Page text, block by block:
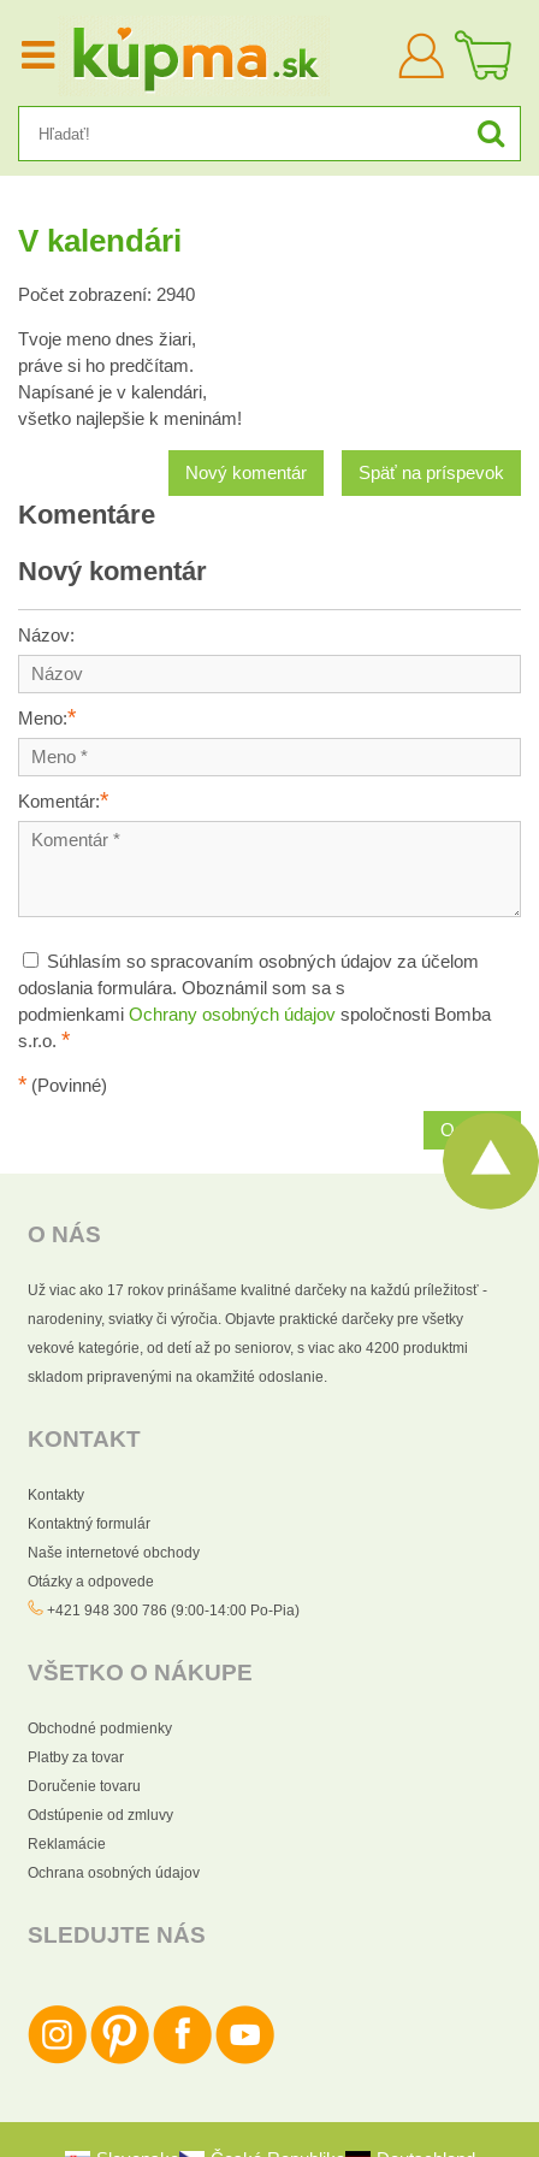
Prihlásiť
sa
V kalendári
Počet zobrazení: 2940
Tvoje meno dnes žiari,
práve si ho predčítam.
Napísané je v kalendári,
všetko najlepšie k meninám!
Späť na príspevok
Nový komentár
Komentáre
Nový komentár
Názov:
Meno:*
Komentár:*
Súhlasím so spracovaním osobných údajov za účelom
odoslania formulára. Oboznámil som sa s
podmienkami Ochrany osobných údajov spoločnosti Bomba
s.r.o. *
* (Povinné)
Odoslať
O NÁS
Už viac ako 17 rokov prinášame kvalitné darčeky na každú príležitosť -
narodeniny, sviatky či výročia. Objavte praktické darčeky pre všetky
vekové kategórie, od detí až po seniorov, s viac ako 4200 produktmi
skladom pripravenými na okamžité odoslanie.
KONTAKT
Kontakty
Kontaktný formulár
Naše internetové obchody
Otázky a odpovede
+421 948 300 786 (9:00-14:00 Po-Pia)
VŠETKO O NÁKUPE
Obchodné podmienky
Platby za tovar
Doručenie tovaru
Odstúpenie od zmluvy
Reklamácie
Ochrana osobných údajov
SLEDUJTE NÁS